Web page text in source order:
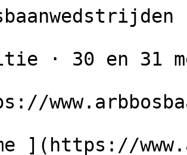
· 30 en 31